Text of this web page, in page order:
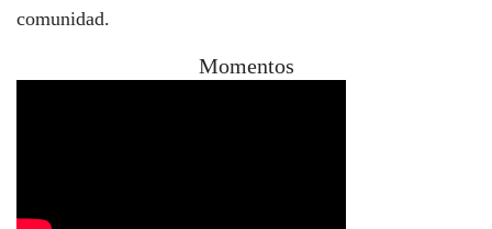
comunidad.
Momentos